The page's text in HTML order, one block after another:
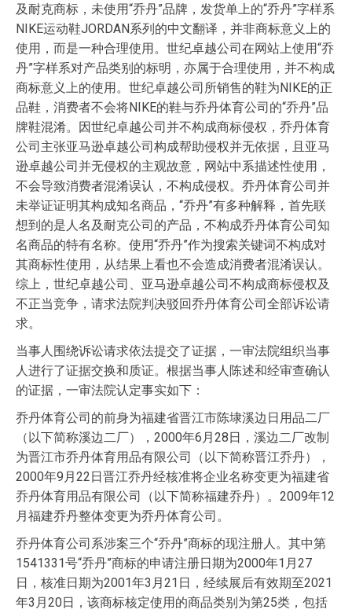
及耐克商标，未使用“乔丹”品牌，发货单上的“乔丹”字样系
NIKE运动鞋JORDAN系列的中文翻译，并非商标意义上的
使用，而是一种合理使用。世纪卓越公司在网站上使用“乔
丹”字样系对产品类别的标明，亦属于合理使用，并不构成
商标意义上的使用。世纪卓越公司所销售的鞋为NIKE的正
品鞋，消费者不会将NIKE的鞋与乔丹体育公司的“乔丹”品
牌鞋混淆。因世纪卓越公司并不构成商标侵权，乔丹体育
公司主张亚马逊卓越公司构成帮助侵权并无依据，且亚马
逊卓越公司并无侵权的主观故意，网站中系描述性使用，
不会导致消费者混淆误认，不构成侵权。乔丹体育公司并
未举证证明其构成知名商品，“乔丹”有多种解释，首先联
想到的是人名及耐克公司的产品，不构成乔丹体育公司知
名商品的特有名称。使用“乔丹”作为搜索关键词不构成对
其商标性使用，从结果上看也不会造成消费者混淆误认。
综上，世纪卓越公司、亚马逊卓越公司不构成商标侵权及
不正当竞争，请求法院判决驳回乔丹体育公司全部诉讼请
求。
当事人围绕诉讼请求依法提交了证据，一审法院组织当事
人进行了证据交换和质证。根据当事人陈述和经审查确认
的证据，一审法院认定事实如下：
乔丹体育公司的前身为福建省晋江市陈埭溪边日用品二厂
（以下简称溪边二厂），2000年6月28日，溪边二厂改制
为晋江市乔丹体育用品有限公司（以下简称晋江乔丹），
2000年9月22日晋江乔丹经核准将企业名称变更为福建省
乔丹体育用品有限公司（以下简称福建乔丹）。2009年12
月福建乔丹整体变更为乔丹体育公司。
乔丹体育公司系涉案三个“乔丹”商标的现注册人。其中第
1541331号“乔丹”商标的申请注册日期为2000年1月27
日，核准日期为2001年3月21日，经续展后有效期至2021
年3月20日，该商标核定使用的商品类别为第25类，包括